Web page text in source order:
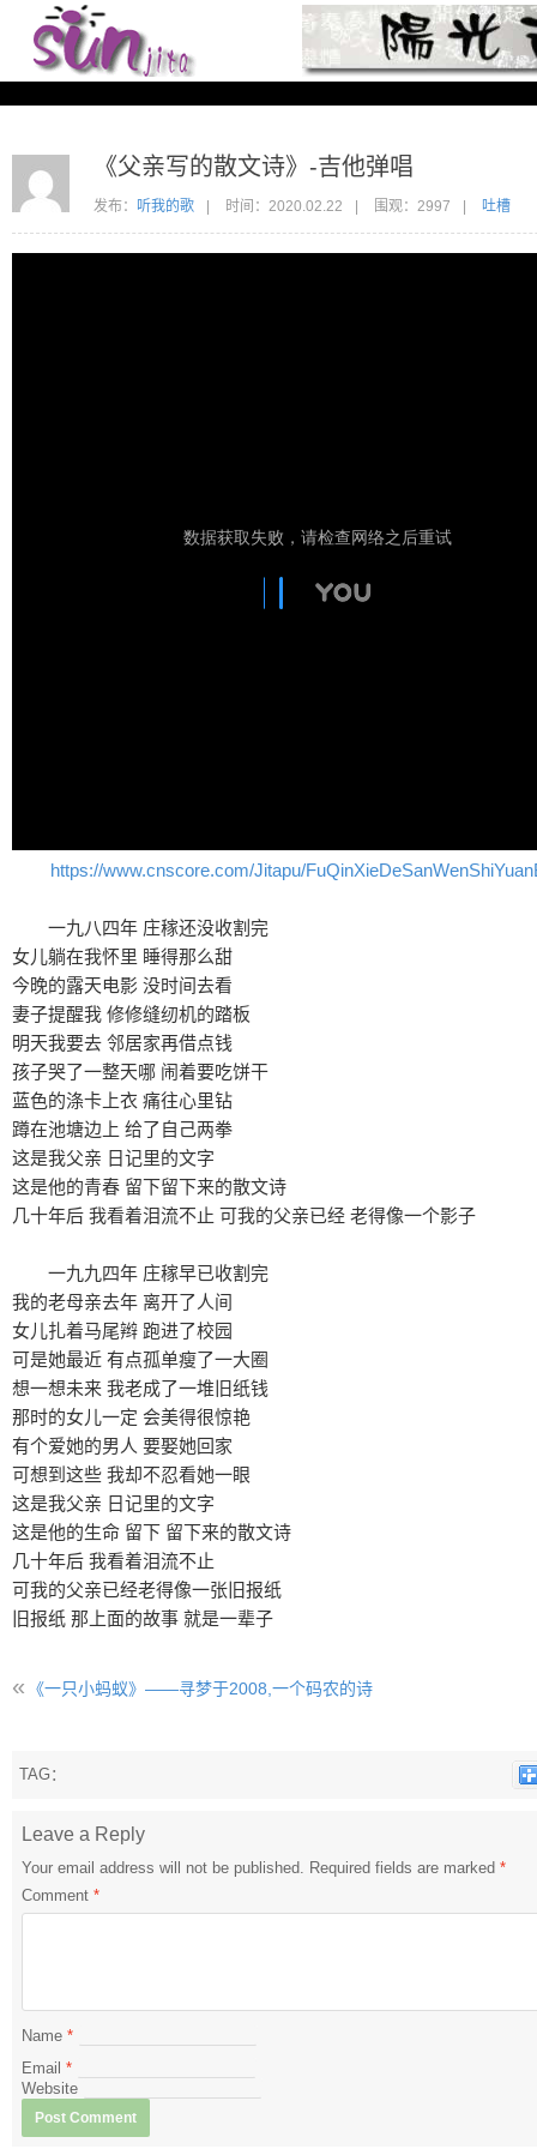
《父亲写的散文诗》-吉他弹唱
发布： 听我的歌 时间： 2020.02.22 围观：2997 吐槽
https://www.cnscore.com/Jitapu/
一九八四年 庄稼还没收割完
女儿躺在我怀里 睡得那么甜
今晚的露天电影 没时间去看
妻子提醒我 修修缝纫机的踏板
明天我要去 邻居家再借点钱
孩子哭了一整天哪 闹着要吃饼干
蓝色的涤卡上衣 痛往心里钻
蹲在池塘边上 给了自己两拳
这是我父亲 日记里的文字
这是他的青春 留下留下来的散文诗
几十年后 我看着泪流不止 可我的父亲已经 老得像一个影子
一九九四年 庄稼早已收割完
我的老母亲去年 离开了人间
女儿扎着马尾辫 跑进了校园
可是她最近 有点孤单瘦了一大圈
想一想未来 我老成了一堆旧纸钱
那时的女儿一定 会美得很惊艳
有个爱她的男人 要娶她回家
可想到这些 我却不忍看她一眼
这是我父亲 日记里的文字
这是他的生命 留下 留下来的散文诗
几十年后 我看着泪流不止
可我的父亲已经老得像一张旧报纸
旧报纸 那上面的故事 就是一辈子
« 《一只小蚂蚁》——寻梦于2008,一个码农的诗
TAG：
Leave a Reply
Your email address will not be published. Required fields are marked *
Comment *
Name *
Email *
Website